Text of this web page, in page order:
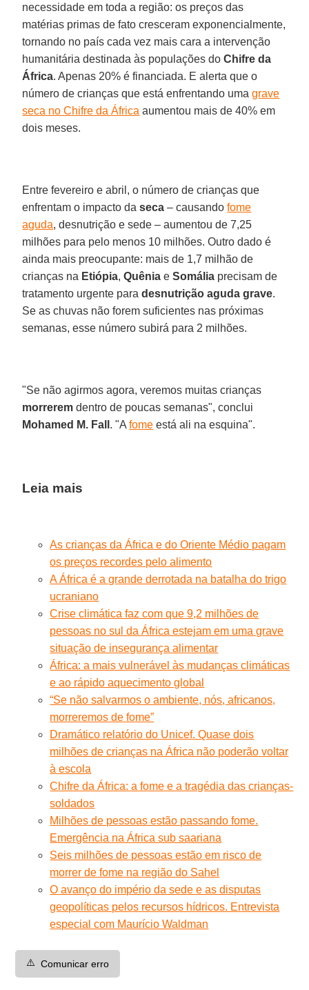
necessidade em toda a região: os preços das
matérias primas de fato cresceram exponencialmente,
tornando no país cada vez mais cara a intervenção
humanitária destinada às populações doChifre da
África. Apenas 20% é financiada. E alerta que o
número de crianças que está enfrentando umagrave
seca no Chifre da África aumentou mais de 40% em
dois meses.
Entre fevereiro e abril, o número de crianças que
enfrentam o impacto daseca – causandofome
aguda, desnutrição e sede – aumentou de 7,25
milhões para pelo menos 10 milhões. Outro dado é
ainda mais preocupante: mais de 1,7 milhão de
crianças na Etiópia,Quênia eSomália precisam de
tratamento urgente paradesnutrição aguda grave.
Se as chuvas não forem suficientes nas próximas
semanas, esse número subirá para 2 milhões.
"Se não agirmos agora, veremos muitas crianças
morrerem dentro de poucas semanas", conclui
Mohamed M. Fall . "Afome está ali na esquina".
Leia mais
As crianças da África e do Oriente Médio pagam
os preços recordes pelo alimento
A África é a grande derrotada na batalha do trigo
ucraniano
Crise climática faz com que 9,2 milhões de
pessoas no sul da África estejam em uma grave
situação de insegurança alimentar
África: a mais vulnerável às mudanças climáticas
e ao rápido aquecimento global
“Se não salvarmos o ambiente, nós, africanos,
morreremos de fome”
Dramático relatório do Unicef. Quase dois
milhões de crianças na África não poderão voltar
à escola
Chifre da África: a fome e a tragédia das crianças-
soldados
Milhões de pessoas estão passando fome.
Emergência na África sub saariana
Seis milhões de pessoas estão em risco de
morrer de fome na região do Sahel
O avanço do império da sede e as disputas
geopolíticas pelos recursos hídricos. Entrevista
especial com Maurício Waldman
⚠️ Comunicar erro